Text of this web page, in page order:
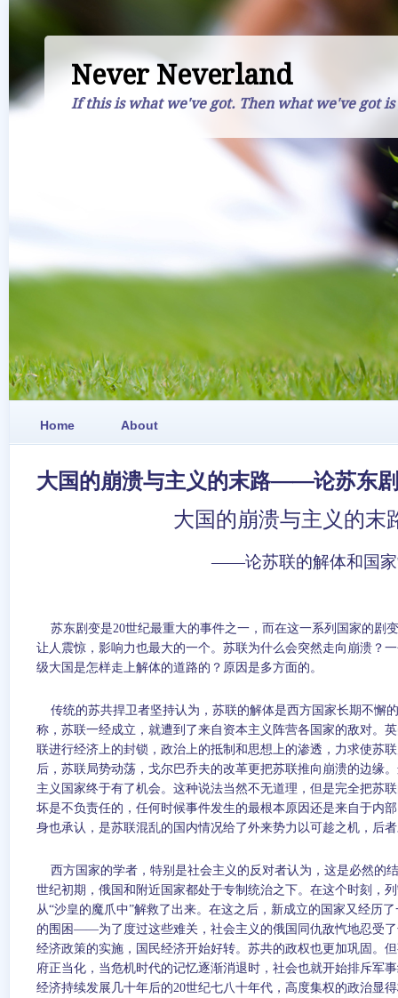
Never Neverland
If this is what we've got. Then what we've got is
Home About
大国的崩溃与主义的末路——论苏东
大国的崩溃与主义的末
——论苏联的解体和国家
苏东剧变是20世纪最重大的事件之一，而在这一系列国家的剧
让人震惊，影响力也最大的一个。苏联为什么会突然走向崩溃？
级大国是怎样走上解体的道路的？原因是多方面的。
传统的苏共捍卫者坚持认为，苏联的解体是西方国家长期不懈
称，苏联一经成立，就遭到了来自资本主义阵营各国家的敌对。
联进行经济上的封锁，政治上的抵制和思想上的渗透，力求使苏
后，苏联局势动荡，戈尔巴乔夫的改革更把苏联推向崩溃的边缘
主义国家终于有了机会。这种说法当然不无道理，但是完全把苏
坏是不负责任的，任何时候事件发生的最根本原因还是来自于内
身也承认，是苏联混乱的国内情况给了外来势力以可趁之机，后
西方国家的学者，特别是社会主义的反对者认为，这是必然的
世纪初期，俄国和附近国家都处于专制统治之下。在这个时刻，
从“沙皇的魔爪中”解救了出来。在这之后，新成立的国家又经历
的围困——为了度过这些难关，社会主义的俄国同仇敌忾地忍受
经济政策的实施，国民经济开始好转。苏共的政权也更加巩固。
府正当化，当危机时代的记忆逐渐消退时，社会也就开始排斥军
经济持续发展几十年后的20世纪七八十年代，高度集权的政治显